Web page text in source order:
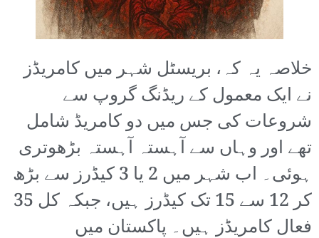
خلاصہ یہ کہ، بریسٹل شہر میں کامریڈز
نے ایک معمول کے ریڈنگ گروپ سے
شروعات کی جس میں دو کامریڈ شامل
تھے اور وہاں سے آہستہ آہستہ بڑھوتری
ہوئی۔ اب شہر میں 2 یا 3 کیڈرز سے بڑھ
کر 12 سے 15 تک کیڈرز ہیں، جبکہ کل 35
فعال کامریڈز ہیں۔ پاکستان میں